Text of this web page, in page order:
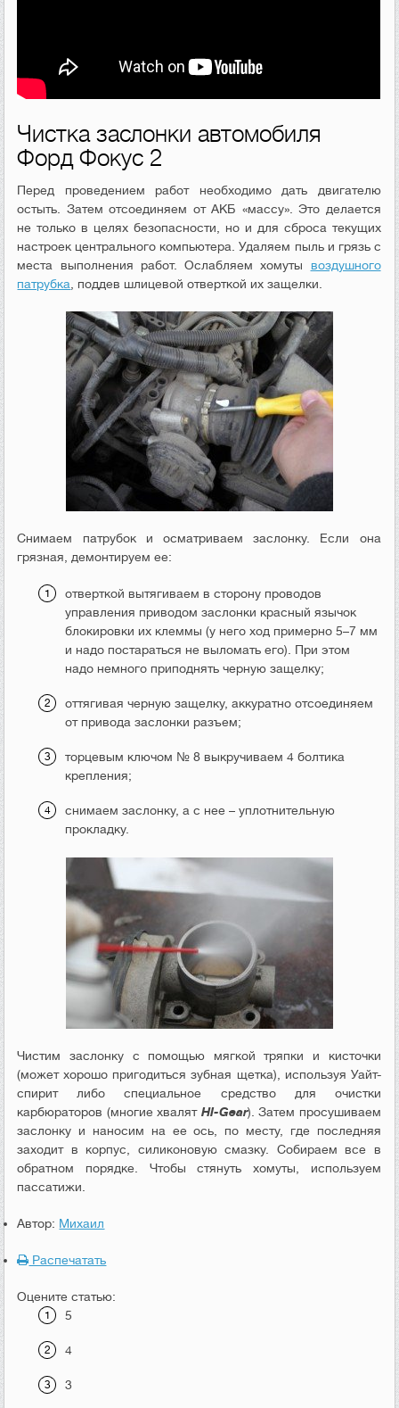
Чистка заслонки автомобиля
Форд Фокус 2
Перед проведением работ необходимо дать двигателю
остыть. Затем отсоединяем от АКБ «массу». Это делается
не только в целях безопасности, но и для сброса текущих
настроек центрального компьютера. Удаляем пыль и грязь с
места выполнения работ. Ослабляем хомуты воздушного
патрубка , поддев шлицевой отверткой их защелки.
Снимаем патрубок и осматриваем заслонку. Если она
грязная, демонтируем ее:
отверткой вытягиваем в сторону проводов
управления приводом заслонки красный язычок
блокировки их клеммы (у него ход примерно 5–7 мм
и надо постараться не выломать его). При этом
надо немного приподнять черную защелку;
оттягивая черную защелку, аккуратно отсоединяем
от привода заслонки разъем;
торцевым ключом № 8 выкручиваем 4 болтика
крепления;
снимаем заслонку, а с нее – уплотнительную
прокладку.
Чистим заслонку с помощью мягкой тряпки и кисточки
(может хорошо пригодиться зубная щетка), используя Уайт-
спирит либо специальное средство для очистки
карбюраторов (многие хвалят HI-Gear). Затем просушиваем
заслонку и наносим на ее ось, по месту, где последняя
заходит в корпус, силиконовую смазку. Собираем все в
обратном порядке. Чтобы стянуть хомуты, используем
пассатижи.
Автор: Михаил
Распечатать
Оцените статью:
5
4
3